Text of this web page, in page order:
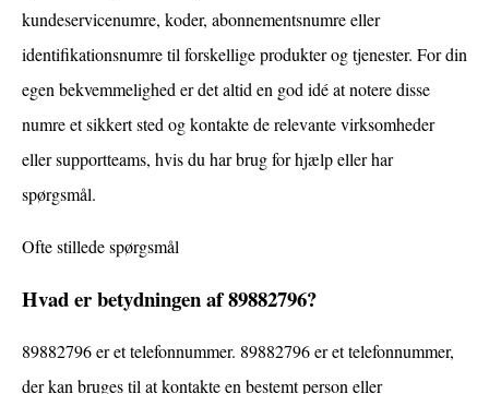
kundeservicenumre, koder, abonnementsnumre eller
identifikationsnumre til forskellige produkter og tjenester. For din
egen bekvemmelighed er det altid en god idé at notere disse
numre et sikkert sted og kontakte de relevante virksomheder
eller supportteams, hvis du har brug for hjælp eller har
spørgsmål.
Ofte stillede spørgsmål
Hvad er betydningen af ​​89882796?
89882796 er et telefonnummer. 89882796 er et telefonnummer,
der kan bruges til at kontakte en bestemt person eller